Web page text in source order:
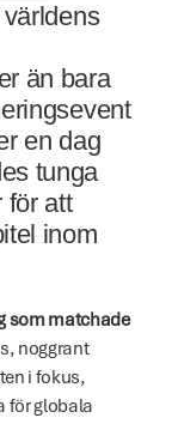
än bara
en dag
tunga
för att
inom
som matchade
noggrant
i fokus,
för globala